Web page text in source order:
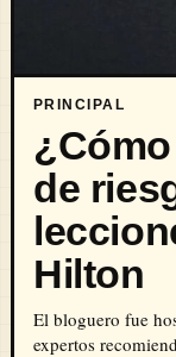
PRINCIPAL
de
Hilton
El bloguero fue
expertos